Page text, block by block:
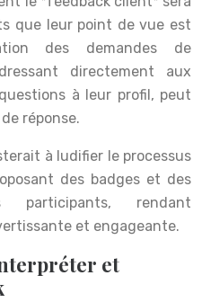
que leur point de vue est
des demandes de
directement aux
à leur profil, peut
réponse.
à ludifier le processus
des badges et des
participants, rendant
et engageante.
et